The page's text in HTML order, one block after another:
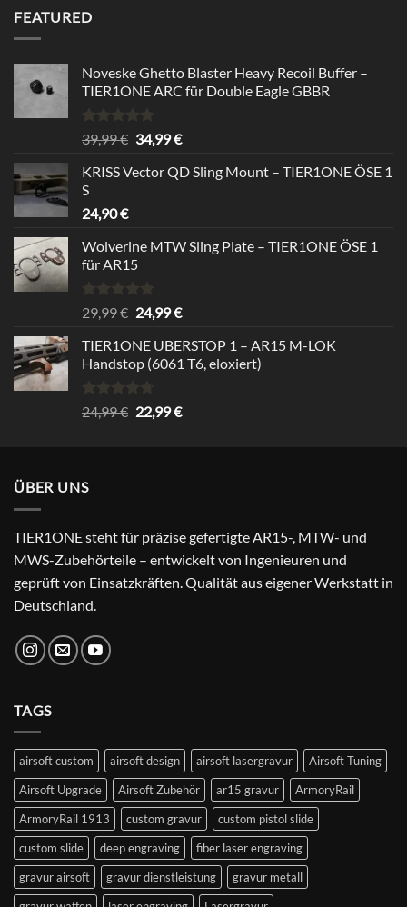
FEATURED
Noveske Ghetto Blaster Heavy Recoil Buffer –
TIER1ONE ARC für Double Eagle GBBR
Rated5.00
out of 5
39,99€ Original
was:
34,99€Current
is:
KRISS Vector QD Sling Mount – TIER1ONE ÖSE 1
S
24,90€
Wolverine MTW Sling Plate – TIER1ONE ÖSE 1
für AR15
Rated5.00
out of 5
29,99€ Original
was:
29,99 €.
24,99€Current
is:
24,99 €.
TIER1ONE UBERSTOP 1 – AR15 M-LOK
Handstop (6061 T6, eloxiert)
Rated4.67
out of 5
24,99€ Original
22,99€Current
ÜBER UNS
TIER1ONE steht für präzise gefertigte AR15-, MTW- und
MWS-Zubehörteile – entwickelt von Ingenieuren und
geprüft von Einsatzkräften. Qualität aus eigener Werkstatt in
Deutschland.
TAGS
airsoft custom airsoft design airsoft lasergravur
Airsoft Tuning
Airsoft Upgrade
Airsoft Zubehör ar15 gravur
ArmoryRail
ArmoryRail 1913
custom gravur
custom pistol slide
custom slide
deep engraving
fiber laser engraving
gravur airsoft
gravur dienstleistung
gravur metall